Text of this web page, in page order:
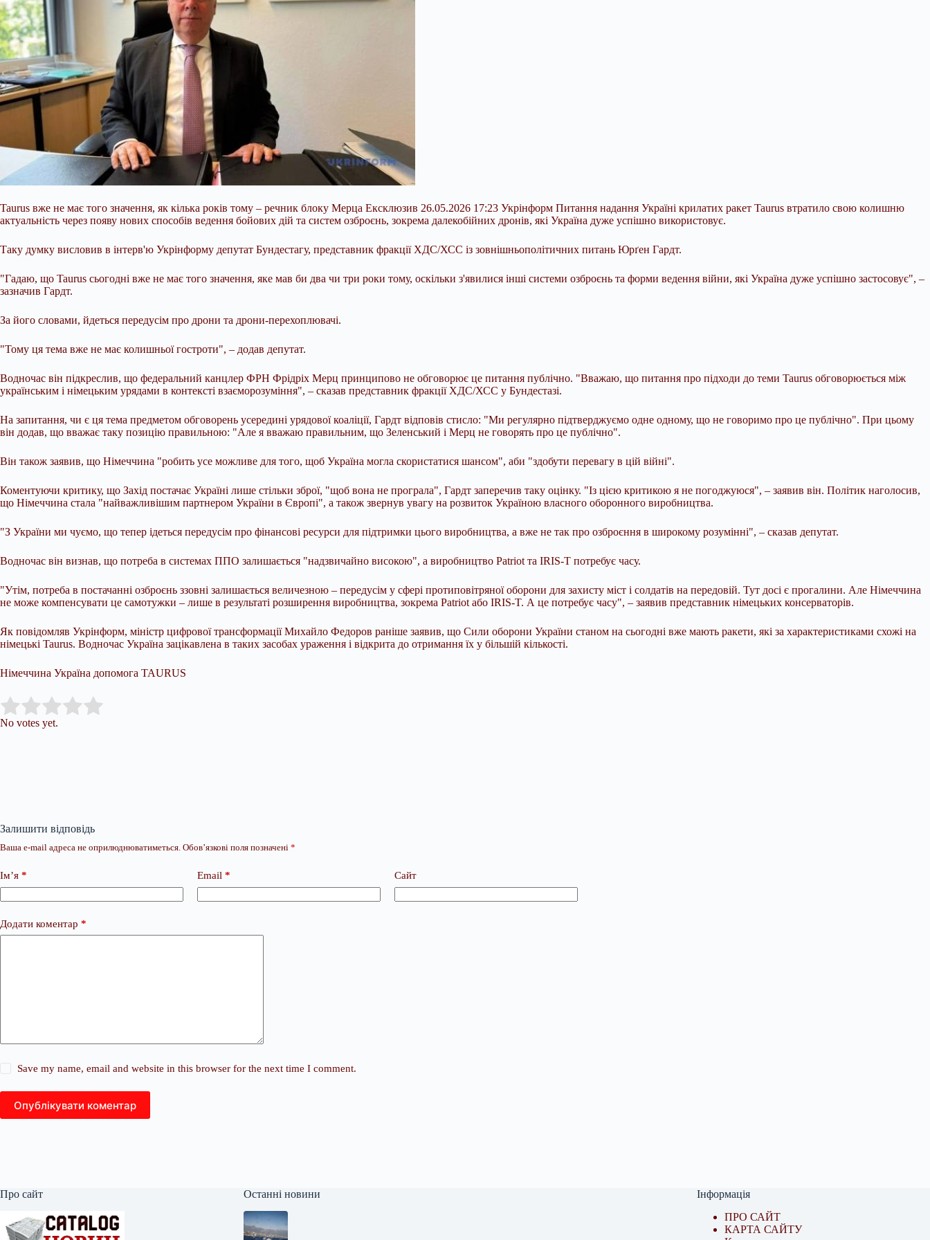
Taurus вже не має того значення, як кілька років тому – речник блоку Мерца Ексклюзив 26.05.2026 17:23 Укрінформ Питання надання Україні крилатих ракет Taurus втратило свою колишню
актуальність через появу нових способів ведення бойових дій та систем озброєнь, зокрема далекобійних дронів, які Україна дуже успішно використовує.
Таку думку висловив в інтерв'ю Укрінформу депутат Бундестагу, представник фракції ХДС/ХСС із зовнішньополітичних питань Юрґен Гардт.
"Гадаю, що Taurus сьогодні вже не має того значення, яке мав би два чи три роки тому, оскільки з'явилися інші системи озброєнь та форми ведення війни, які Україна дуже успішно застосовує", –
зазначив Гардт.
За його словами, йдеться передусім про дрони та дрони-перехоплювачі.
"Тому ця тема вже не має колишньої гостроти", – додав депутат.
Водночас він підкреслив, що федеральний канцлер ФРН Фрідріх Мерц принципово не обговорює це питання публічно. "Вважаю, що питання про підходи до теми Taurus обговорюється між
українським і німецьким урядами в контексті взаєморозуміння", – сказав представник фракції ХДС/ХСС у Бундестазі.
На запитання, чи є ця тема предметом обговорень усередині урядової коаліції, Гардт відповів стисло: "Ми регулярно підтверджуємо одне одному, що не говоримо про це публічно". При цьому
він додав, що вважає таку позицію правильною: "Але я вважаю правильним, що Зеленський і Мерц не говорять про це публічно".
Він також заявив, що Німеччина "робить усе можливе для того, щоб Україна могла скористатися шансом", аби "здобути перевагу в цій війні".
Коментуючи критику, що Захід постачає Україні лише стільки зброї, "щоб вона не програла", Гардт заперечив таку оцінку. "Із цією критикою я не погоджуюся", – заявив він. Політик наголосив,
що Німеччина стала "найважливішим партнером України в Європі", а також звернув увагу на розвиток Україною власного оборонного виробництва.
"З України ми чуємо, що тепер ідеться передусім про фінансові ресурси для підтримки цього виробництва, а вже не так про озброєння в широкому розумінні", – сказав депутат.
Водночас він визнав, що потреба в системах ППО залишається "надзвичайно високою", а виробництво Patriot та IRIS-T потребує часу.
"Утім, потреба в постачанні озброєнь ззовні залишається величезною – передусім у сфері протиповітряної оборони для захисту міст і солдатів на передовій. Тут досі є прогалини. Але Німеччина
не може компенсувати це самотужки – лише в результаті розширення виробництва, зокрема Patriot або IRIS-T. А це потребує часу", – заявив представник німецьких консерваторів.
Як повідомляв Укрінформ, міністр цифрової трансформації Михайло Федоров раніше заявив, що Сили оборони України станом на сьогодні вже мають ракети, які за характеристиками схожі на
німецькі Taurus. Водночас Україна зацікавлена в таких засобах ураження і відкрита до отримання їх у більшій кількості.
Німеччина Україна допомога TAURUS
Rate this item:
No votes yet.
Залишити відповідь
Ваша e-mail адреса не оприлюднюватиметься. Обов’язкові поля позначені *
Ім’я * Email * Сайт
Додати коментар *
Save my name, email and website in this browser for the next time I comment.
Опублікувати коментар
Про сайт Останні новини
Інформація
ПРО САЙТ
КАРТА САЙТУ